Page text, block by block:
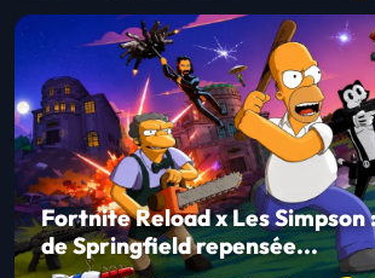
Fortnite Reload x Les Simpson
de Springfield repensée...